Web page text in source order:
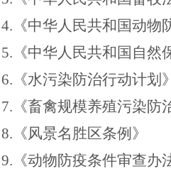
4.《中华人民共和国动物
5.《中华人民共和国自然
6.《水污染防治行动计划
7.《畜禽规模养殖污染防
8.《风景名胜区条例》
9.《动物防疫条件审查办